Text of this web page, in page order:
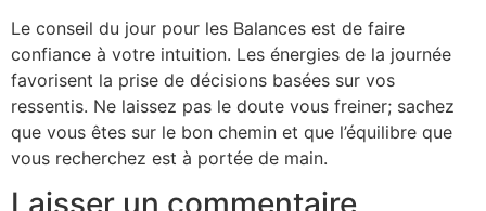
Le conseil du jour pour les Balances est de faire
confiance à votre intuition. Les énergies de la journée
favorisent la prise de décisions basées sur vos
ressentis. Ne laissez pas le doute vous freiner; sachez
que vous êtes sur le bon chemin et que l’équilibre que
vous recherchez est à portée de main.